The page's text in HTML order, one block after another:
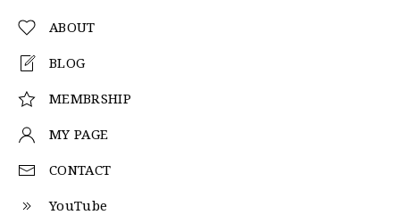
ABOUT
BLOG
MEMBRSHIP
MY PAGE
CONTACT
YouTube